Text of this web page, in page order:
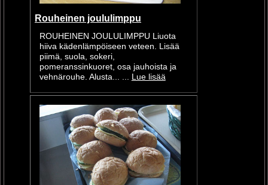
Rouheinen joululimppu
ROUHEINEN JOULULIMPPU Liuota
hiiva kädenlämpöiseen veteen. Lisää
piimä, suola, sokeri,
pomeranssinkuoret, osa jauhoista ja
vehnärouhe. Alusta... ... Lue lisää